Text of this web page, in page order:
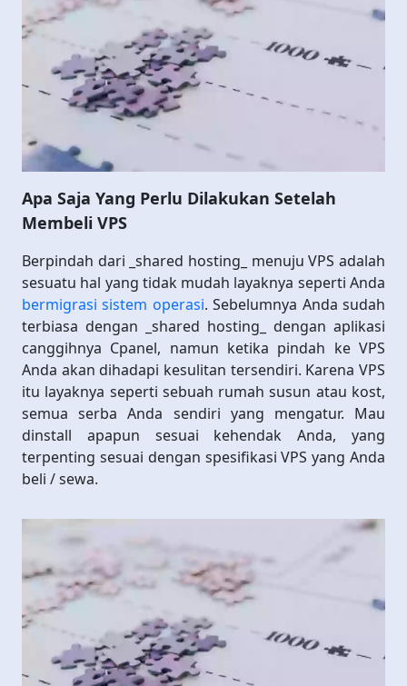
Apa Saja Yang Perlu Dilakukan Setelah
Membeli VPS
Berpindah dari _shared hosting_ menuju VPS adalah
sesuatu hal yang tidak mudah layaknya seperti Anda
bermigrasi sistem operasi. Sebelumnya Anda sudah
terbiasa dengan _shared hosting_ dengan aplikasi
canggihnya Cpanel, namun ketika pindah ke VPS
Anda akan dihadapi kesulitan tersendiri. Karena VPS
itu layaknya seperti sebuah rumah susun atau kost,
semua serba Anda sendiri yang mengatur. Mau
dinstall apapun sesuai kehendak Anda, yang
terpenting sesuai dengan spesifikasi VPS yang Anda
beli / sewa.